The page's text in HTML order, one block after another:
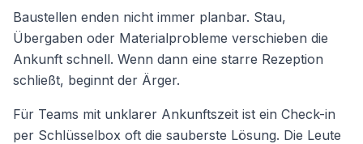
Baustellen enden nicht immer planbar. Stau,
Übergaben oder Materialprobleme verschieben die
Ankunft schnell. Wenn dann eine starre Rezeption
schließt, beginnt der Ärger.
Für Teams mit unklarer Ankunftszeit ist ein Check-in
per Schlüsselbox oft die sauberste Lösung. Die Leute